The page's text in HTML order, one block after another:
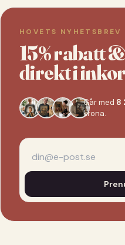
HOVETS NYHETSBREV
15% rabatt
direkt i
Går med 8
krona.